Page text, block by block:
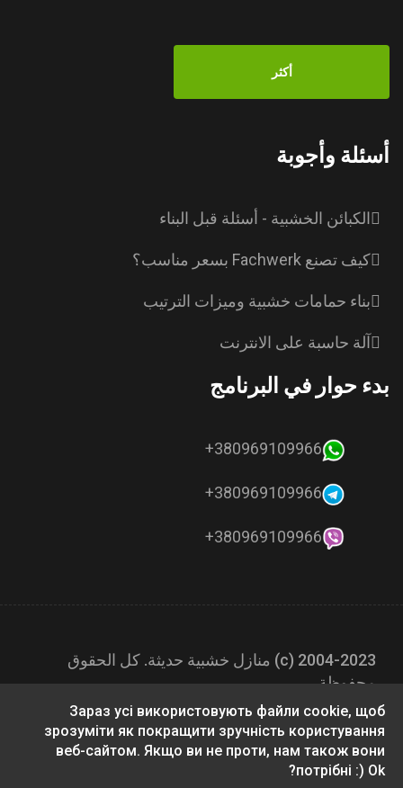
أكثر
أسئلة وأجوبة
الكبائن الخشبية - أسئلة قبل البناء
كيف تصنع Fachwerk بسعر مناسب؟
بناء حمامات خشبية وميزات الترتيب
آلة حاسبة على الانترنت
بدء حوار في البرنامج
380969109966+
380969109966+
380969109966+
2004-2023 (с) منازل خشبية حديثة. كل الحقوق
محفوظة.
Зараз усі використовують файли cookie, щоб
зрозуміти як покращити зручність користування
веб-сайтом. Якщо ви не проти, нам також вони
потрібні :) Ok?